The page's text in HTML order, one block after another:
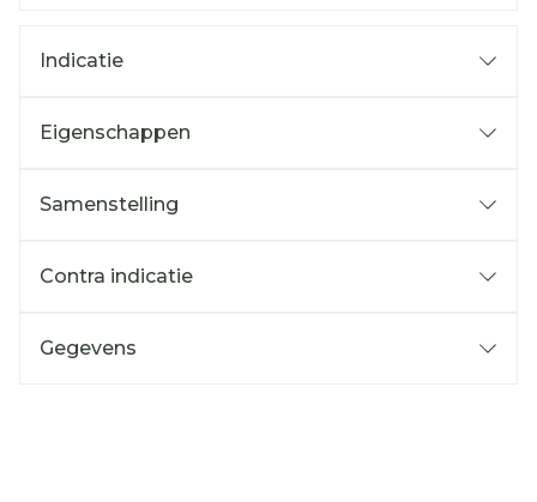
Indicatie
Eigenschappen
Samenstelling
Contra indicatie
Gegevens